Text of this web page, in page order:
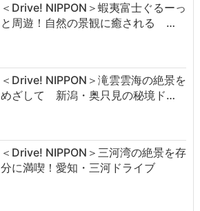
＜Drive! NIPPON＞蝦夷富士ぐるーっ
と周遊！自然の景観に癒される …
＜Drive! NIPPON＞滝雲雲海の絶景を
めざして 新潟・奥只見の秘境ド…
＜Drive! NIPPON＞三河湾の絶景を存
分に満喫！愛知・三河ドライブ